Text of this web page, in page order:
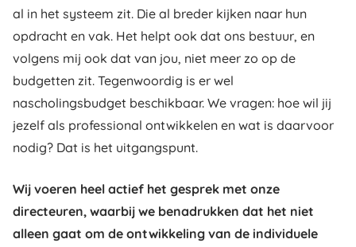
al in het systeem zit. Die al breder kijken naar hun
opdracht en vak. Het helpt ook dat ons bestuur, en
volgens mij ook dat van jou, niet meer zo op de
budgetten zit. Tegenwoordig is er wel
nascholingsbudget beschikbaar. We vragen: hoe wil jij
jezelf als professional ontwikkelen en wat is daarvoor
nodig? Dat is het uitgangspunt.
Wij voeren heel actief het gesprek met onze
directeuren, waarbij we benadrukken dat het niet
alleen gaat om de ontwikkeling van de individuele